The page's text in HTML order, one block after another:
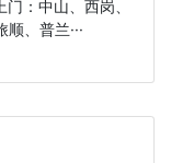
：中山、西岗、
、普兰···